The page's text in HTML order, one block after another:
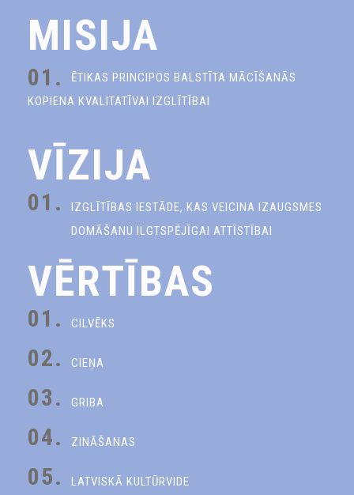
MISIJA
01.
ĒTIKAS PRINCIPOS BALSTĪTA MĀCĪŠANĀS
KOPIENA KVALITATĪVAI IZGLĪTĪBAI
VĪZIJA
01.
IZGLĪTĪBAS IESTĀDE, KAS VEICINA IZAUGSMES
DOMĀŠANU ILGTSPĒJĪGAI ATTĪSTĪBAI
VĒRTĪBAS
01. CILVĒKS
02. CIEŅA
03. GRIBA
04. ZINĀŠANAS
05. LATVISKĀ KULTŪRVIDE